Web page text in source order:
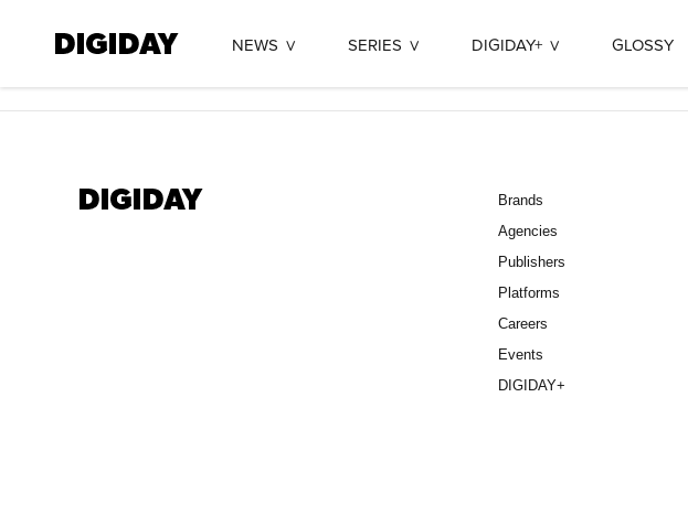
NEWS SERIES DIGIDAY+ GLOSSY
Brands
Agencies
Publishers
Platforms
Careers
Events
DIGIDAY+